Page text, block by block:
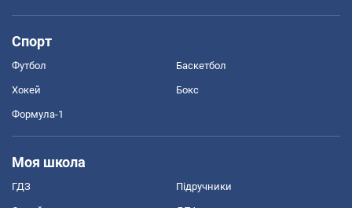
Спорт
Футбол Баскетбол
Хокей Бокс
Формула-1
Моя школа
ГДЗ Підручники